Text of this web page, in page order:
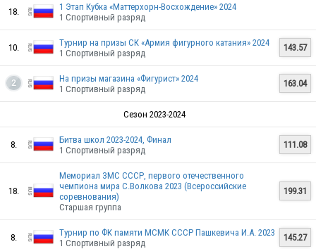
RUS
18.
1 Этап Кубка «Маттерхорн-Восхождение» 2024
1 Спортивный разряд
10.
Турнир на призы СК «Армия фигурного катания» 2024
1 Спортивный разряд
143.57
2
На призы магазина «Фигурист» 2024
1 Спортивный разряд
163.04
Сезон 2023-2024
8.
Битва школ 2023-2024, Финал
1 Спортивный разряд
111.08
18.
Мемориал ЗМС СССР, первого отечественного
чемпиона мира С.Волкова 2023 (Всероссийские
соревнования)
Старшая группа
199.31
8.
Турнир по ФК памяти МСМК СССР Пашкевича И.А. 2023
1 Спортивный разряд
145.27